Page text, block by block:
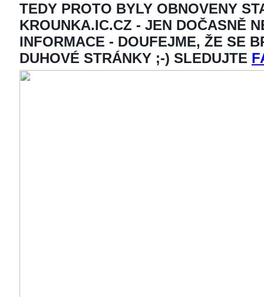
TEDY PROTO BYLY OBNOVENY
KROUNKA.IC.CZ - JEN DOČASNĚ
INFORMACE - DOUFEJME, ŽE SE
DUHOVÉ STRÁNKY ;-) SLEDUJTE